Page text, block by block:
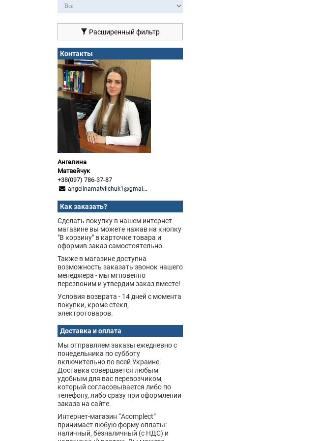
Расширенный фильтр
Контакты
Ангелина
Матвейчук
+38(097) 786-37-87
angelinamatviichuk1@gmail.com
Как заказать?
Сделать покупку в нашем интернет-
магазине вы можете нажав на кнопку
"В корзину" в карточке товара и
оформив заказ самостоятельно.
Также в магазине доступна
возможность заказать звонок нашего
менеджера - мы мгновенно
перезвоним и утвердим заказ вместе!
Условия возврата - 14 дней с момента
покупки, кроме стекл,
электротоваров.
Доставка и оплата
Мы отправляем заказы ежедневно с
понедельника по субботу
включительно по всей Украине.
Доставка совершается любым
удобным для вас перевозчиком,
который согласовывается либо по
телефону, либо сразу при оформлении
заказа на сайте.
Интернет-магазин “Acomplect”
принимает любую форму оплаты:
наличный, безналичный (с НДС) и